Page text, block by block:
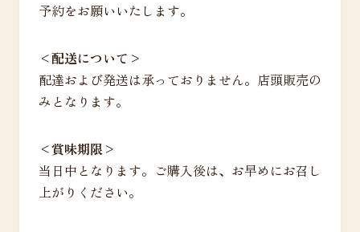
予約をお願いいたします。
<配送について>
配達および発送は承っておりません。店頭販売の
みとなります。
<賞味期限>
当日中となります。ご購入後は、お早めにお召し
上がりください。